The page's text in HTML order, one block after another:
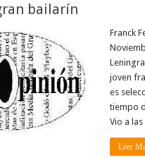
bailarín
Franck
joven
es
tiempo
Vio a
Leer